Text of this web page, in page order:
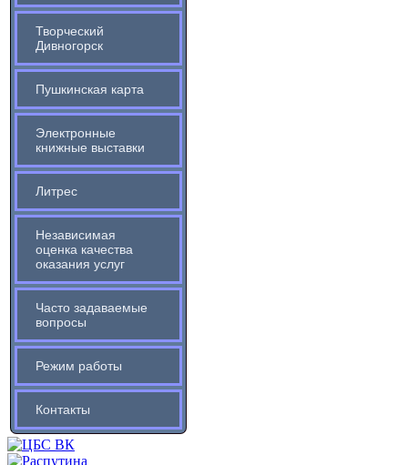
Творческий
Дивногорск
Пушкинская карта
Электронные
книжные выставки
Литрес
Независимая
оценка качества
оказания услуг
Часто задаваемые
вопросы
Режим работы
Контакты